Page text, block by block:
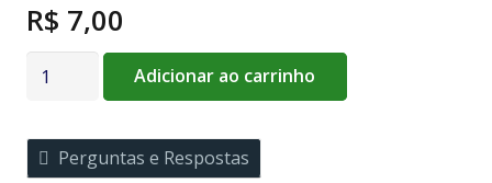
R$ 7,00
Fichas
-
Palavras
Adicionar ao carrinho
Perguntas e Respostas